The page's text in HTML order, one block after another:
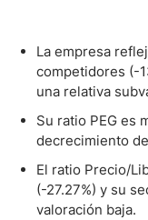
La empresa
competidores (-
una relativa
Su ratio PEG es
decrecimiento
El ratio Precio/
(-27.27%) y su
valoración baja.